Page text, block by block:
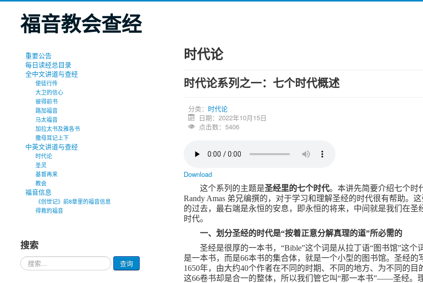
福音教会查经
重要公告
每日读经总目录
全中文讲道与查经
使徒行传
大卫的信心
彼得前书
路加福音
马太福音
加拉太书及雅各书
撒母耳记上下
中英文讲道与查经
时代论
圣灵
基督再来
教会
福音信息
《创世记》前8章里的福音信息
得救的福音
搜索
请
输
查询
时代论
时代论系列之一：七个时代概述
分类： 时代论
日期：2022年10月15日
点击数：5406
Download
这个系列的主题是圣经里的七个时代。本讲先简要介绍七个时
Randy Amas 弟兄编撰的，对于学习和理解圣经的时代很有帮助。
的过去，最右端是永恒的安息，即永恒的将来，中间就是我们在圣
时代。
一、划分圣经的时代是“按着正意分解真理的道”所必需的
圣经是很厚的一本书，“Bible”这个词是从拉丁语“图书馆”这个
是一本书，而是66本书的集合体，就是一个小型的图书馆。圣经的
1650年，由大约40个作者在不同的时期、不同的地方、为不同的目
这66卷书却是合一的整体，所以我们管它叫“那一本书”——圣经。